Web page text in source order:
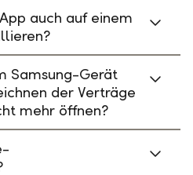
auch auf einem
Samsung-Gerät
der Verträge
mehr öffnen?